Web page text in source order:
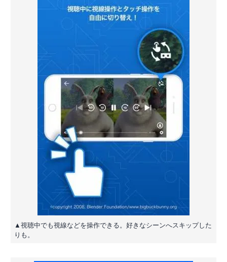
▲視聴中でも視線などを操作できる。好きなシーンへスキップした
りも。